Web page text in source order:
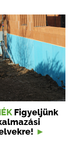
Figyeljünk